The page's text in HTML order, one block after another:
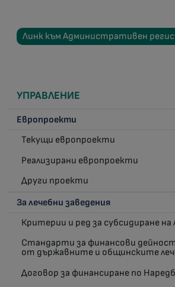
Линк към Административен
УПРАВЛЕНИЕ
Европроекти
Текущи европроекти
Реализирани европроекти
Други проекти
За лечебни заведения
Критерии и ред за субсидиране на
Стандарти за финансови
от държавните и общинските
Договор за финансиране по